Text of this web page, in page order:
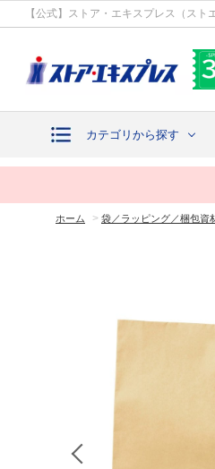
【公式】ストア・エキスプレス（ス
カテゴリから探す
ホーム > 袋／ラッピング／梱包資